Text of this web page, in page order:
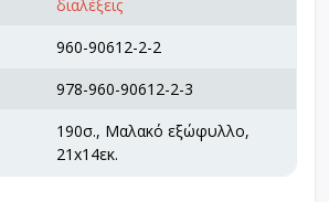
διαλέξεις
960-90612-2-2
978-960-90612-2-3
190σ., Μαλακό εξώφυλλο,
21x14εκ.